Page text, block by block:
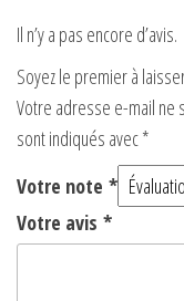
Il n’y a pas encore d’avis.
Soyez le premier à
Votre adresse e-mail ne
sont indiqués avec*
Votre note *
Votre avis *